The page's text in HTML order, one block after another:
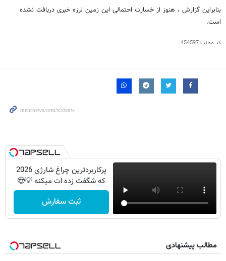
بنابراین گزارش ، هنوز از خسارت احتمالی این زمین لرزه خبری دریافت نشده
است.
کد مطلب454597
پرکاربردترین چراغ شارژی 2026
که شگفت زده ات میکنه 💡😍
ثبت سفارش
مطالب پیشنهادی